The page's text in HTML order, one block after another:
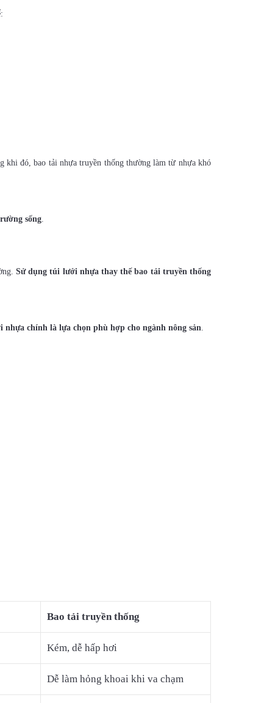
khi đó, bao tải nhựa truyền thống thường làm từ nhựa khó
sống
Sử dụng túi lưới nhựa thay thế bao tải truyền thống
nhựa chính là lựa chọn phù hợp cho ngành nông sản
Bao tải truyền thống
Kém, dễ hấp hơi
Dễ làm hỏng khoai khi va chạm